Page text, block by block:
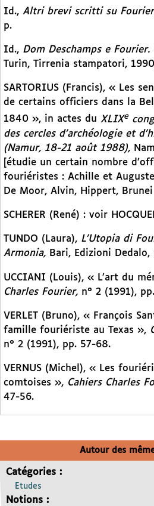
Id., Altri brevi scritti su Fourier
p.
Id., Dom Deschamps e
Turin, Tirrenia stampatori,
SARTORIUS (Francis), « Les
de certains officiers dans la
1840 », in actes du XLIXe
des cercles d’archéologie et
(Namur, 18-21 août 1988),
[étudie un certain nombre
fouriéristes : Achille et
De Moor, Alvin, Hippert, Brunei
SCHERER (René) : voir
TUNDO (Laura), L’Utopia di
Armonia, Bari, Edizioni Dedalo,
UCCIANI (Louis), « L’art du
Charles Fourier, n° 2 (1991),
VERLET (Bruno), « François
famille fouriériste au Texas »,
n° 2 (1991), pp. 57-68.
VERNUS (Michel), « Les
comtoises », Cahiers Charles
47-56.
Autour des
Catégories :
Etudes
Notions :